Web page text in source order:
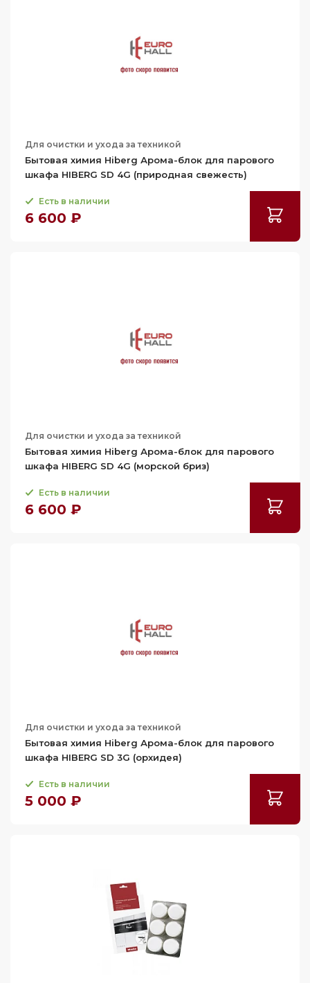
Для очистки и ухода за техникой
Бытовая химия Hiberg Арома-блок для парового
шкафа HIBERG SD 4G (природная свежесть)
Есть в наличии
6 600 ₽
Для очистки и ухода за техникой
Бытовая химия Hiberg Арома-блок для парового
шкафа HIBERG SD 4G (морской бриз)
Есть в наличии
6 600 ₽
Для очистки и ухода за техникой
Бытовая химия Hiberg Арома-блок для парового
шкафа HIBERG SD 3G (орхидея)
Есть в наличии
5 000 ₽